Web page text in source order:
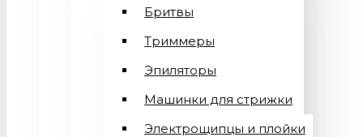
Бритвы
Триммеры
Эпиляторы
Машинки для стрижки
Электрощипцы и плойки